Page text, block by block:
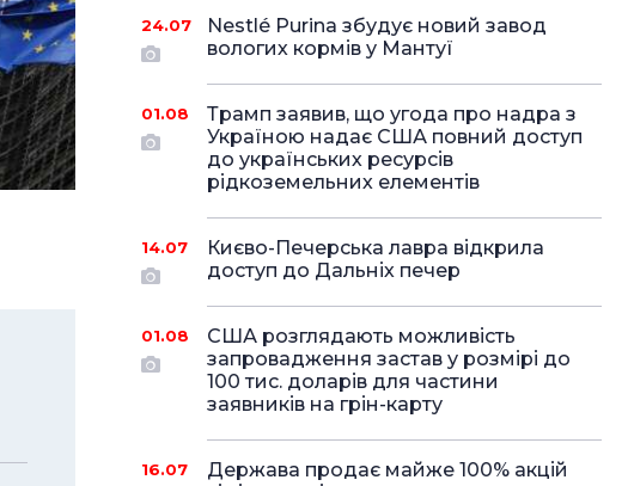
24.07
Nestlé Purina збудує новий завод
вологих кормів у Мантуї
01.08
Трамп заявив, що угода про надра з
Україною надає США повний доступ
до українських ресурсів
рідкоземельних елементів
14.07
Києво-Печерська лавра відкрила
доступ до Дальніх печер
01.08
США розглядають можливість
запровадження застав у розмірі до
100 тис. доларів для частини
заявників на грін-карту
16.07
Держава продає майже 100% акцій